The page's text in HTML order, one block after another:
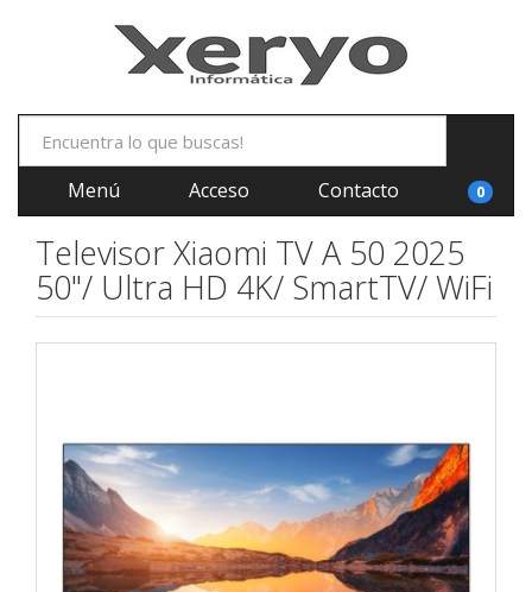
Menú Acceso Contacto 0
Televisor Xiaomi TV A 50 2025
50"/ Ultra HD 4K/ SmartTV/ WiFi